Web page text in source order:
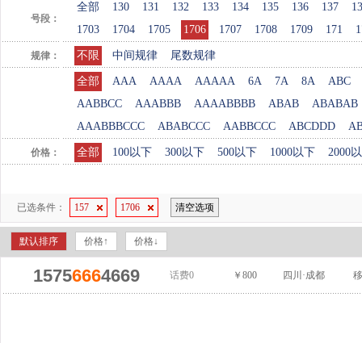
号段：
全部 130 131 132 133 134 135 136 137
1703
1704 1705 1706 1707 1708 1709 171
规律： 不限 中间规律 尾数规律
全部 AAA AAAA AAAAA 6A 7A 8A
ABC
AABBCC
AAABBB AAAABBBB ABAB
ABABAB
AAABBBCCC
ABABCCC AABBCCC ABCDDD
价格： 全部 100以下 300以下 500以下 1000以下 2000
已选条件： 157 1706 清空选项
默认排序 价格↑ 价格↓
15756664669 话费0 ￥800 四川·成都